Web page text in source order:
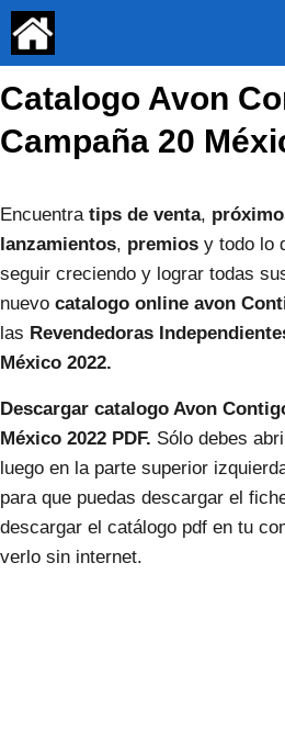
Saltar
contenido
Catalogo Avon
Campaña 20
Encuentra tips de venta,
lanzamientos, premios y todo lo
seguir creciendo y lograr todas
nuevo catalogo online avon
las Revendedoras
México 2022.
Descargar catalogo Avon
México 2022 PDF. Sólo debes
luego en la parte superior
para que puedas descargar el
descargar el catálogo pdf en tu
verlo sin internet.